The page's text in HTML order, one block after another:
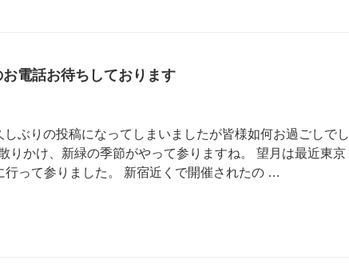
電話お待ちしております
ぶりの投稿になってしまいましたが皆様如何お過ごしでし
りかけ、新緑の季節がやって参りますね。 望月は最近東京
行って参りました。 新宿近くで開催されたの …